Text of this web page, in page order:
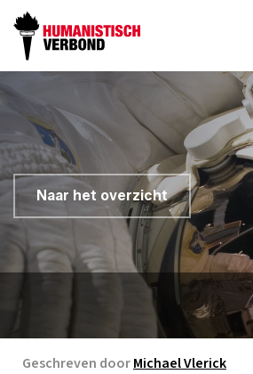
Naar het overzicht
Geschreven doorMichael Vlerick